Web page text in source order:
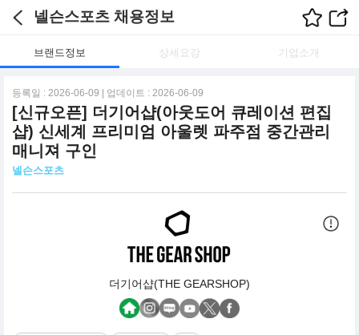
넬슨스포츠 채용정보
브랜드정보 상세요강 기업소개
등록일 : 2026-06-09 | 업데이트 : 2026-06-09
[신규오픈] 더기어샵(아웃도어 큐레이션 편집
샵) 신세계 프리미엄 아울렛 파주점 중간관리
매니져 구인
넬슨스포츠
더기어샵(THE GEARSHOP)